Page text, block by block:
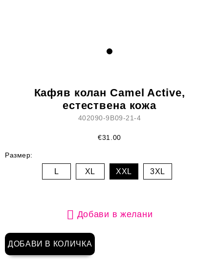
Кафяв колан Camel Active,
естествена кожа
402090-9B09-21-4
€31.00
Размер:
L XL XXL 3XL
Добави в желани